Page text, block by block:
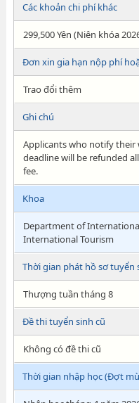
Các khoản chi phí khác
299,500 Yên (Niên khóa
Đơn xin gia hạn nộp phí
Trao đổi thêm
Ghi chú
Applicants who notify
deadline will be refunded
fee.
Khoa
Department of
International Tourism
Thời gian phát hồ sơ tuyển
Thượng tuần tháng 8
Đề thi tuyển sinh cũ
Không có đề thi cũ
Thời gian nhập học (Đợt